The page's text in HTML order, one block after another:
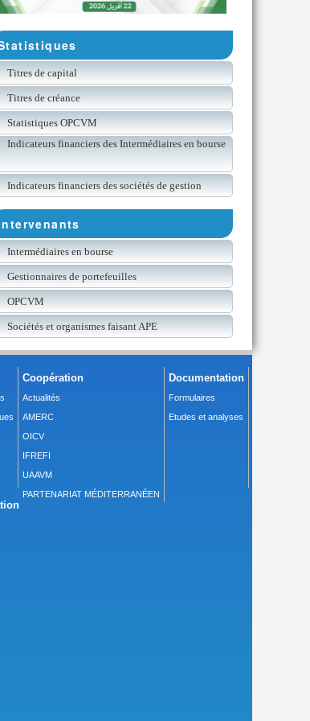
Titres de capital
Titres de créance
Statistiques OPCVM
Indicateurs financiers des Intermédiaires en bourse
Indicateurs financiers des sociétés de gestion
Intermédiaires en bourse
Gestionnaires de portefeuilles
OPCVM
Sociétés et organismes faisant APE
Coopération
Actualités
AMERC
OICV
IFREFI
UAAVM
PARTENARIAT MÉDITERRANÉEN
Documentation
Formulaires
Etudes et analyses